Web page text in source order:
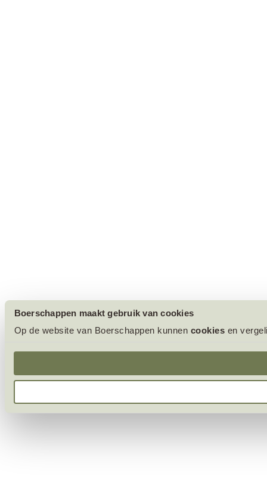
Boerschappen maakt gebruik van cookies
Op de website van Boerschappen kunnen cookies en